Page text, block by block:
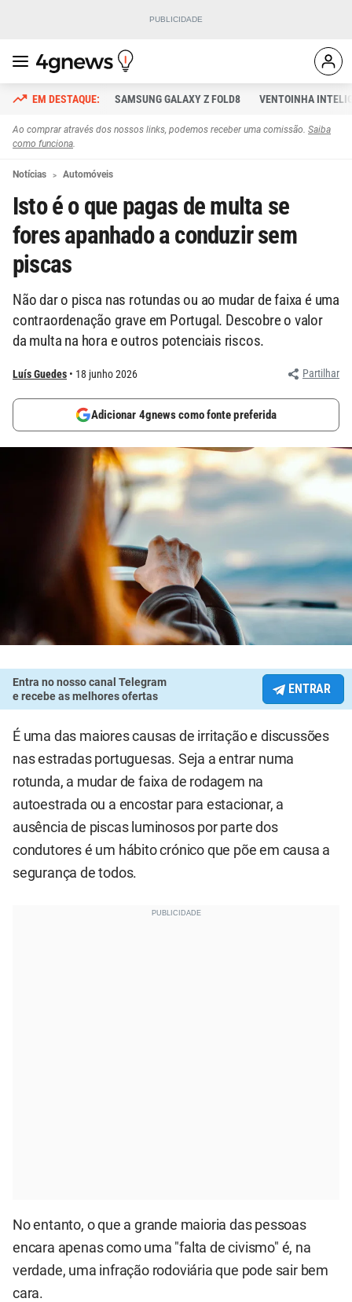
SAMSUNG GALAXY Z FOLD8 VENTOINHA
Ao comprar através dos nossos links, podemos receber uma comissão. Saiba
como funciona.
Notícias Automóveis
Isto é o que pagas de multa se
fores apanhado a conduzir sem
piscas
Não dar o pisca nas rotundas ou ao mudar de faixa é uma
contraordenação grave em Portugal. Descobre o valor
da multa na hora e outros potenciais riscos.
Luís Guedes 18 junho 2026 Partilhar
Adicionar 4gnews como fonte preferida
Entra no nosso canal Telegram
e recebe as melhores ofertas
ENTRAR
É uma das maiores causas de irritação e discussões
nas estradas portuguesas. Seja a entrar numa
rotunda, a mudar de faixa de rodagem na
autoestrada ou a encostar para estacionar, a
ausência de piscas luminosos por parte dos
condutores é um hábito crónico que põe em causa a
segurança de todos.
No entanto, o que a grande maioria das pessoas
encara apenas como uma "falta de civismo" é, na
verdade, uma infração rodoviária que pode sair bem
cara.